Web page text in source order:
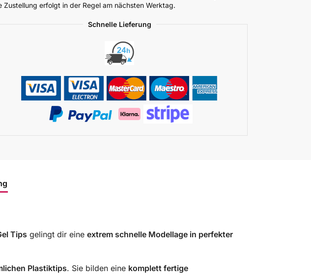
Zustellung erfolgt in der Regel am nächsten Werktag.
Schnelle Lieferung
Tips gelingt dir eine extrem schnelle Modellage in perfekter
Plastiktips. Sie bilden eine komplett fertige